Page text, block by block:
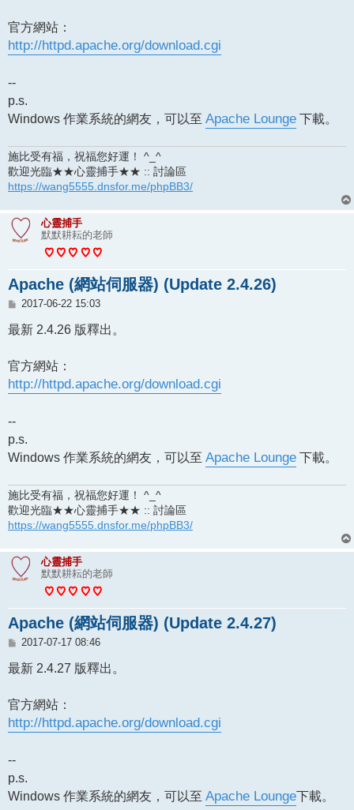
官方網站：
http://httpd.apache.org/download.cgi
--
p.s.
Windows 作業系統的網友，可以至 Apache Lounge 下載。
施比受有福，祝福您好運！ ^_^
歡迎光臨★★心靈捕手★★ :: 討論區
https://wang5555.dnsfor.me/phpBB3/
心靈捕手
默默耕耘的老師
Apache (網站伺服器) (Update 2.4.26)
文
2017-06-22 15:03
最新 2.4.26 版釋出。
官方網站：
http://httpd.apache.org/download.cgi
--
p.s.
Windows 作業系統的網友，可以至 Apache Lounge 下載。
施比受有福，祝福您好運！ ^_^
歡迎光臨★★心靈捕手★★ :: 討論區
https://wang5555.dnsfor.me/phpBB3/
心靈捕手
默默耕耘的老師
Apache (網站伺服器) (Update 2.4.27)
文
2017-07-17 08:46
最新 2.4.27 版釋出。
官方網站：
http://httpd.apache.org/download.cgi
--
p.s.
Windows 作業系統的網友，可以至 Apache Lounge下載。